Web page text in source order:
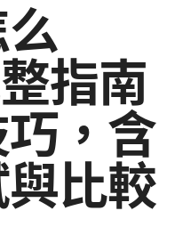
指南
，含
比較